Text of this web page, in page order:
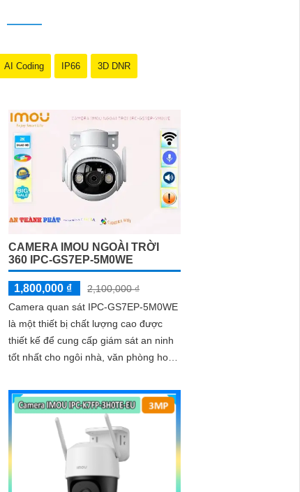
AI Coding IP66 3D DNR
CAMERA IMOU NGOÀI TRỜI
360 IPC-GS7EP-5M0WE
1,800,000 ₫
2,100,000 ₫
Camera quan sát IPC-GS7EP-5M0WE
là một thiết bị chất lượng cao được
thiết kế để cung cấp giám sát an ninh
tốt nhất cho ngôi nhà, văn phòng hoặc
5MP, hình ảnh rõ nét và chi tiết sắc nét